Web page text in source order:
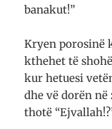
banakut!”
Kryen porosinë
kthehet të
kur hetuesi
dhe vë dorën
thotë